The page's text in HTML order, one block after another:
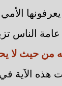
الناس
من حيث لا
الآية في